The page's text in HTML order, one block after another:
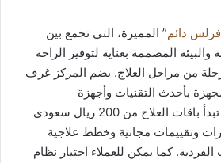
دائم” المميزة، التي تجمع بين
والبيئة المصممة بعناية لتوفير الراحة
من مراحل العلاج. يضم المركز غرف
بأحدث التقنيات وأجهزة
الإلكتروليسس المتقدمة. تبدأ باقات العلاج من 200 ريال سعودي
وتقييمات مجانية وخطط علاجية
كما يمكن للعملاء اختيار نظام